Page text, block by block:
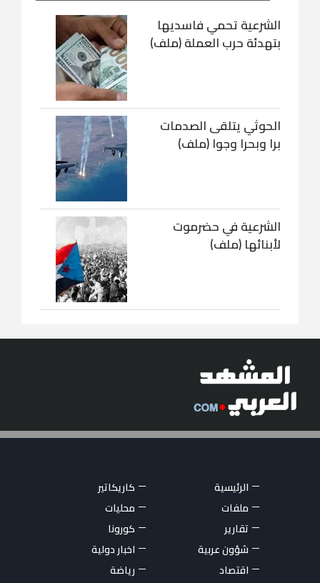
الشرعية تحمي فاسديها
بتهدئة حرب العملة (ملف)
الحوثي يتلقى الصدمات
برا وبحرا وجوا (ملف)
الشرعية في حضرموت
لأبنائها (ملف)
الرئيسية
كاريكاتير
ملفات
محليات
تقارير
كورونا
شؤون عربية
اخبار دولية
اقتصاد
رياضة